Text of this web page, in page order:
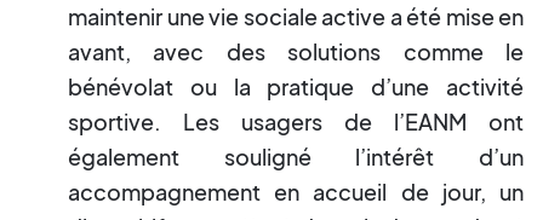
maintenir une vie sociale active a été mise en
avant, avec des solutions comme le
bénévolat ou la pratique d’une activité
sportive. Les usagers de l’EANM ont
également souligné l’intérêt d’un
accompagnement en accueil de jour, un